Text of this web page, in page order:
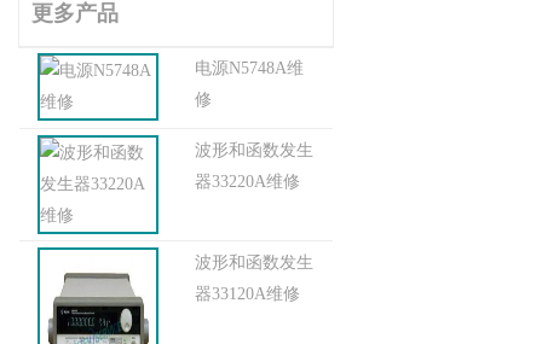
更多产品
电源N5748A维
修
波形和函数发生
器33220A维修
波形和函数发生
器33120A维修